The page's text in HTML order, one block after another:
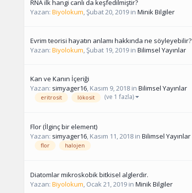
RNA ilk hangi canlı da keşfedilmiştir?
Yazan: Biyolokum,Şubat 20, 2019in Minik Bilgiler
Evrim teorisi hayatın anlamı hakkında ne söyleyebilir?
Yazan: Biyolokum,Şubat 19, 2019in Bilimsel Yayınlar
Kan ve Kanın İçeriği
Yazan: simyager16, Kasım 9, 2018in Bilimsel Yayınlar
eritrosit lökosit (ve 1 fazla)
Flor (İlginç bir element)
Yazan: simyager16, Kasım 11, 2018in Bilimsel Yayınlar
flor halojen
Diatomlar mikroskobik bitkisel alglerdir.
Yazan: Biyolokum, Ocak 21, 2019in Minik Bilgiler